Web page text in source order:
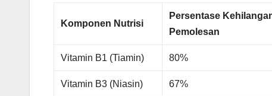
Komponen Nutrisi
Persentase
Pemolesan
Vitamin B1 (Tiamin) 80%
Vitamin B3 (Niasin) 67%